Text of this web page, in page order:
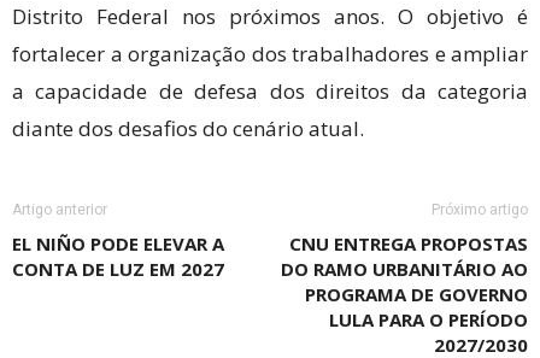
Distrito Federal nos próximos anos. O objetivo é
fortalecer a organização dos trabalhadores e ampliar
a capacidade de defesa dos direitos da categoria
diante dos desafios do cenário atual.
Artigo anterior
EL NIÑO PODE ELEVAR A
CONTA DE LUZ EM 2027
Próximo artigo
CNU ENTREGA PROPOSTAS
DO RAMO URBANITÁRIO AO
PROGRAMA DE GOVERNO
LULA PARA O PERÍODO
2027/2030